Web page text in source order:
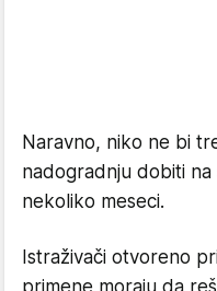
Naravno, niko ne bi
nadogradnju dobiti
nekoliko meseci.
Istraživači otvoreno
primene moraju da